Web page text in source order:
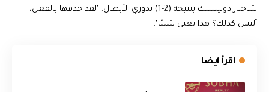
شاختار دونيتسك بنتيجة (2-1) بدوري الأبطال: "لقد حذفها بالفعل،
أليس كذلك؟ هذا يعني شيئا".
اقرأ ايضا